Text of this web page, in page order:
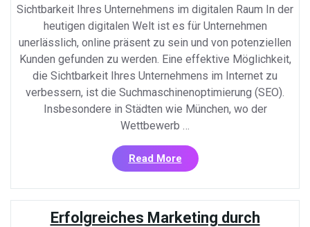
Sichtbarkeit Ihres Unternehmens im digitalen Raum In der
heutigen digitalen Welt ist es für Unternehmen
unerlässlich, online präsent zu sein und von potenziellen
Kunden gefunden zu werden. Eine effektive Möglichkeit,
die Sichtbarkeit Ihres Unternehmens im Internet zu
verbessern, ist die Suchmaschinenoptimierung (SEO).
Insbesondere in Städten wie München, wo der
Wettbewerb …
Read More«Steigern
Sie
Ihre
Online-
Sichtbarkeit
Erfolgreiches Marketing durch